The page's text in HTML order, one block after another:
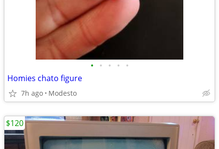
• • • • •
Homies chato figure
7h ago Modesto
$120